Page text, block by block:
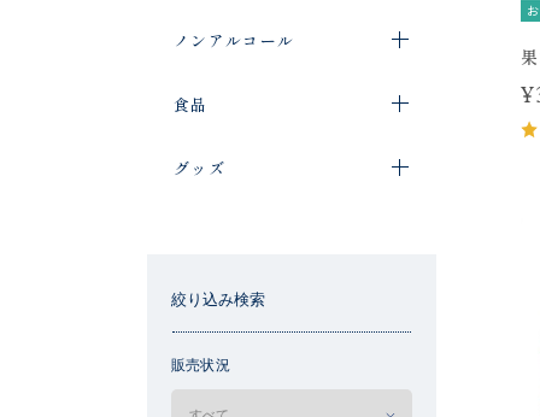
ノンアルコール
食品
グッズ
絞り込み検索
販売状況